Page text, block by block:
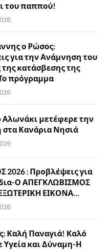
του παππού!
ο Ρώσος:
για την Ανάμνηση του
κατάσβεσης της
πρόγραμμα
Αλωνάκι μετέφερε την
Κανάρια Νησιά
2026 : Προβλέψεις για
Ο ΑΠΕΓΚΛΩΒΙΣΜΟΣ
ΕΙΚΟΝΑ…
Καλή Παναγιά! Καλό
και Δύναμη-Η